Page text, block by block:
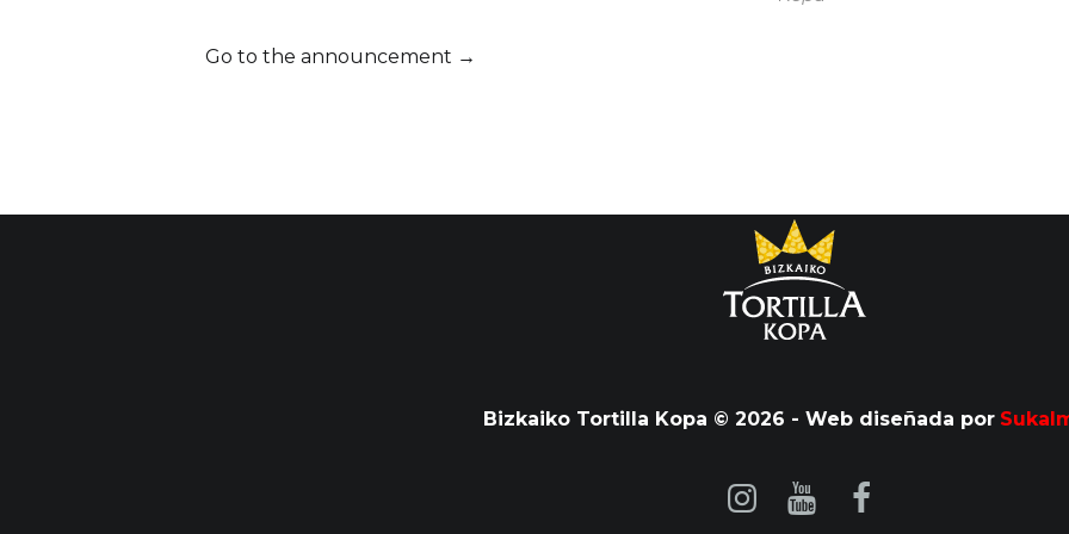
Go to the announcement →
Bizkaiko Tortilla Kopa © 2026 - Web diseñada por